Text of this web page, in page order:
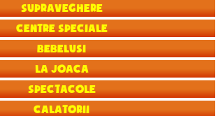
Supraveghere
Centre speciale
Bebelusi
La joaca
Spectacole
Calatorii